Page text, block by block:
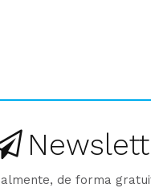
de forma